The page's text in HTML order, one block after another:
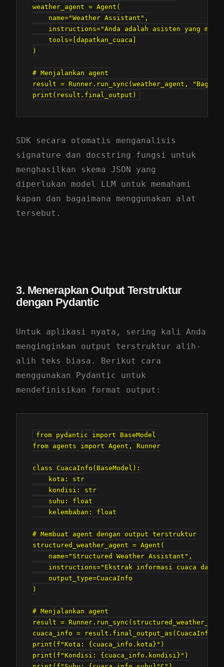
weather_agent = Agent(
    name="Weather Assistant",
instructions="Anda adalah asisten yang
    tools=[dapatkan_cuaca]
)
# Menjalankan agent
result = Runner.run_sync(weather_agent,
SDK secara otomatis menganalisis
signature dan docstring fungsi untuk
menghasilkan skema JSON yang
diperlukan model LLM untuk memahami
kapan dan bagaimana menggunakan alat
tersebut.
3. Menerapkan Output Terstruktur
dengan Pydantic
Untuk aplikasi nyata, sering kali Anda
menginginkan output terstruktur alih-
alih teks biasa. Berikut cara
menggunakan Pydantic untuk
mendefinisikan format output:
from pydantic import BaseModel
from agents import Agent, Runner
class CuacaInfo(BaseModel):
    kota: str
    kondisi: str
    suhu: float
    kelembaban: float
# Membuat agent dengan output terstruktur
structured_weather_agent = Agent(
    name="Structured Weather Assistant",
instructions="Ekstrak informasi cuaca dari
    output_type=CuacaInfo
)
# Menjalankan agent
result =
cuaca_info = result.final_output_as(CuacaInfo)
print(f"Kota: {cuaca_info.kota}")
print(f"Kondisi: {cuaca_info.kondisi}")